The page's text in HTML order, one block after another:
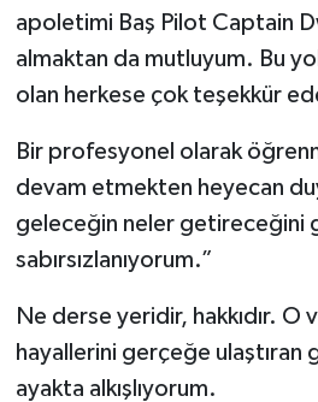
apoletimi Baş Pilot Captain
almaktan da mutluyum. Bu
olan herkese çok teşekkür
Bir profesyonel olarak
devam etmekten heyecan
geleceğin neler getireceğini
sabırsızlanıyorum.”
Ne derse yeridir, hakkıdır. O
hayallerini gerçeğe ulaştıran
ayakta alkışlıyorum.